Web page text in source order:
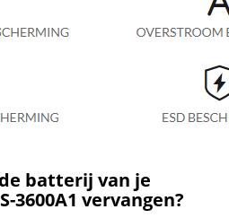
batterij van je
3600A1 vervangen?